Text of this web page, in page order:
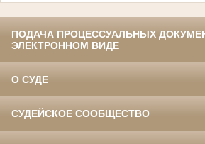
ПОДАЧА ПРОЦЕССУАЛЬНЫХ
ЭЛЕКТРОННОМ ВИДЕ
О СУДЕ
СУДЕЙСКОЕ СООБЩЕСТВО